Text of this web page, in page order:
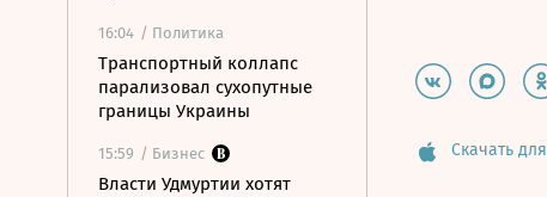
16:04 / Политика
Транспортный коллапс
парализовал сухопутные
границы Украины
15:59 / Бизнес
Власти Удмуртии хотят
Скачать